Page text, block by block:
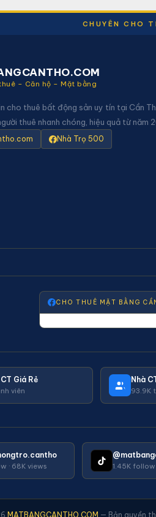
CHUYÊN CHO
– Căn hộ – Mặt bằng
cho thuê bất động sản uy tín tại Cần
thuê nhanh chóng, hiệu quả từ năm
Nhà Trọ 500
CHO THUÊ MẶT BẰNG
Giá Rẻ
viên
Nhà
93.9K
· 68K views 1.45K follow
MATBANGCANTHO.COM — Bản quyền